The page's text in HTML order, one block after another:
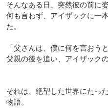
そんなある日、突然彼の前に
何も言わず、アイザックに一
た。
「父さんは、僕に何を言おう
父親の後を追い、アイザック
それは、絶望した世界にたっ
物語。